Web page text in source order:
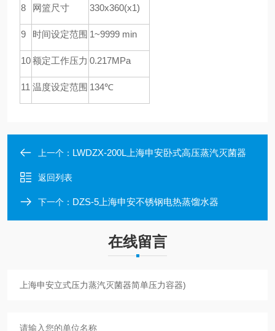
8 网篮尺寸 330x360(x1)
9 时间设定范围 1~9999 min
10额定工作压力 0.217MPa
11 温度设定范围 134℃
上一个： LWDZX-200L上海申安卧式高压蒸汽灭菌器
返回列表
下一个： DZS-5上海申安不锈钢电热蒸馏水器
在线留言